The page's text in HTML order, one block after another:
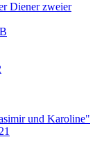
Diener zweier
und Karoline"